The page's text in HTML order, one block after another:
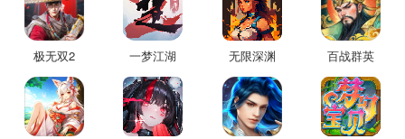
极无双2 一梦江湖 无限深渊 百战群英